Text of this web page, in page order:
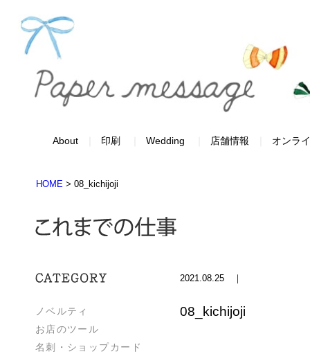
About 印刷 Wedding 店舗情報 オンラ
HOME > 08_kichijoji
ノベルティ
お店のツール
名刺・ショップカード
2021.08.25 ｜
08_kichijoji